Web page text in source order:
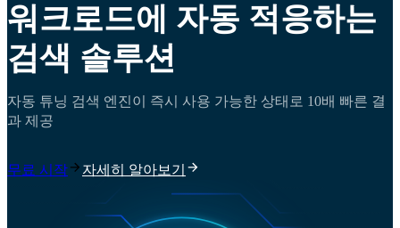
워크로드에 자동 적응하는
검색 솔루션
자동 튜닝 검색 엔진이 즉시 사용 가능한 상태로 10배 빠른 결
과 제공
무료 시작 자세히 알아보기